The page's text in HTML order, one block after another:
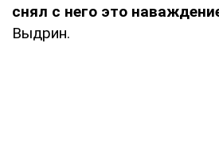
снял с него это
Выдрин.